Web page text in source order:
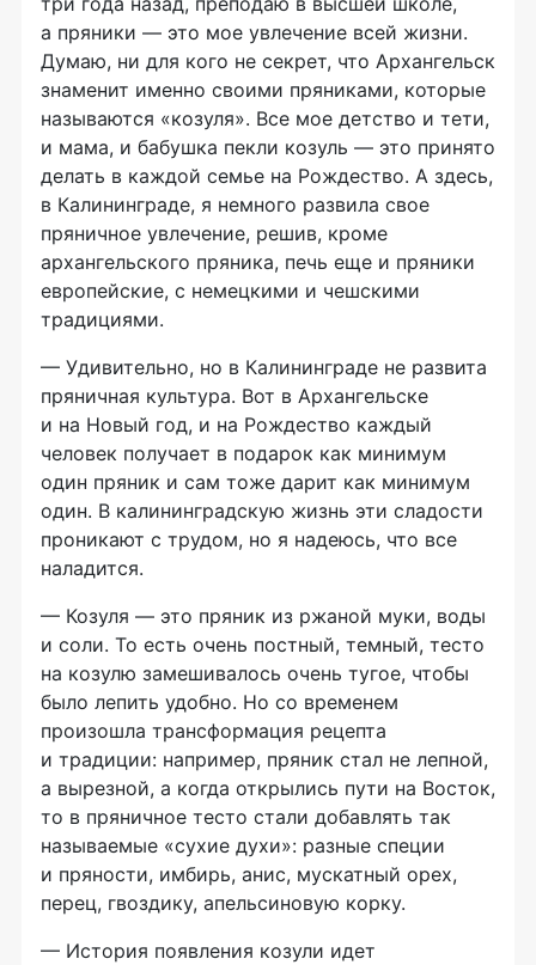
а пряники — это мое увлечение всей жизни.
Думаю, ни для кого не секрет, что Архангельск
знаменит именно своими пряниками, которые
называются «козуля». Все мое детство и тети,
и мама, и бабушка пекли козуль — это принято
делать в каждой семье на Рождество. А здесь,
в Калининграде, я немного развила свое
пряничное увлечение, решив, кроме
архангельского пряника, печь еще и пряники
европейские, с немецкими и чешскими
традициями.
— Удивительно, но в Калининграде не развита
пряничная культура. Вот в Архангельске
и на Новый год, и на Рождество каждый
человек получает в подарок как минимум
один пряник и сам тоже дарит как минимум
один. В калининградскую жизнь эти сладости
проникают с трудом, но я надеюсь, что все
наладится.
— Козуля — это пряник из ржаной муки, воды
и соли. То есть очень постный, темный, тесто
на козулю замешивалось очень тугое, чтобы
было лепить удобно. Но со временем
произошла трансформация рецепта
и традиции: например, пряник стал не лепной,
а вырезной, а когда открылись пути на Восток,
то в пряничное тесто стали добавлять так
называемые «сухие духи»: разные специи
и пряности, имбирь, анис, мускатный орех,
перец, гвоздику, апельсиновую корку.
— История появления козули идет